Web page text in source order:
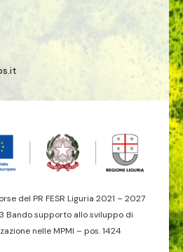
del PR FESR Liguria 2021 – 2027
Bando supporto allo sviluppo di
nelle MPMI – pos. 1424